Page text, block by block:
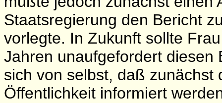
Staatsregierung den Bericht
vorlegte. In Zukunft sollte
Jahren unaufgefordert diesen
sich von selbst, daß zunächst
Öffentlichkeit informiert